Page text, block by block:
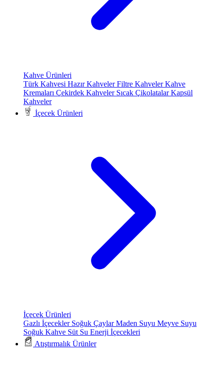
Kahve Ürünleri
Türk Kahvesi Hazır KahvelerFiltre KahvelerKahve
Kremaları Çekirdek Kahveler Sıcak ÇikolatalarKapsül
Kahveler
İçecek Ürünleri
İçecek Ürünleri
Gazlı İçecekler Soğuk ÇaylarMaden Suyu Meyve Suyu
Soğuk Kahve Süt Su Enerji İçecekleri
Atıştırmalık Ürünler